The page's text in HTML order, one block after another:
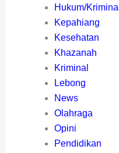
Hukum/Kriminal
Kepahiang
Kesehatan
Khazanah
Kriminal
Lebong
News
Olahraga
Opini
Pendidikan